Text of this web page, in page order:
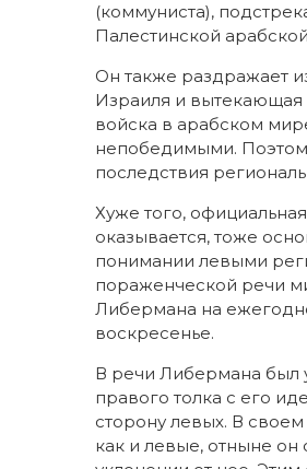
(коммуниста),
Палестинской
Он также раздражает
Израиля и вытекающая
войска в арабском
непобедимыми.
последствия
Хуже того,
оказывается, тоже
понимании левыми
пораженческой речи
Либермана на
воскресенье.
В речи Либермана был
правого толка с его
сторону левых. В
как и левые, отныне